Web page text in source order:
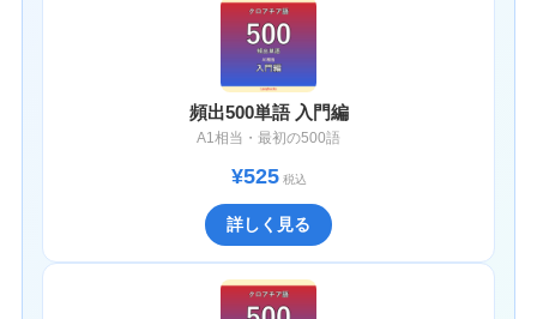
頻出500単語 入門編
A1相当・最初の500語
¥525税込
詳しく見る